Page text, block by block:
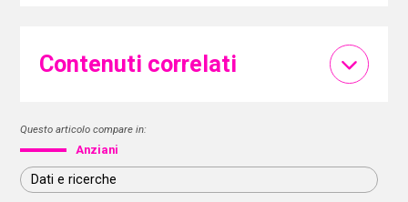
Contenuti correlati
Questo articolo compare in:
Anziani
Dati e ricerche